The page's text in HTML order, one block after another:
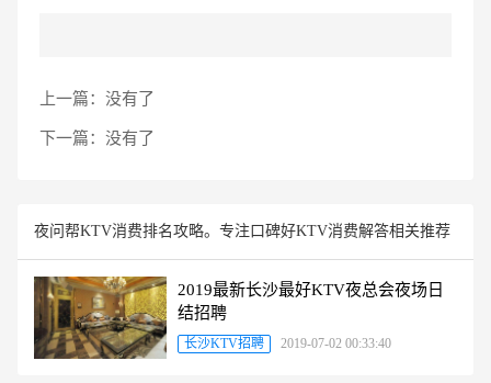
上一篇： 没有了
下一篇： 没有了
夜问帮KTV消费排名攻略。专注口碑好KTV消费解答相关推荐
2019最新长沙最好KTV夜总会夜场日
结招聘
长沙KTV招聘 2019-07-02 00:33:40